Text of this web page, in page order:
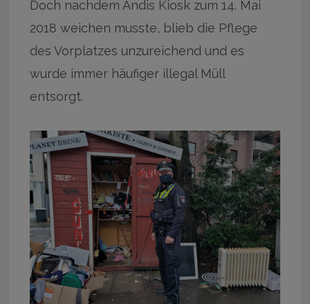
Doch nachdem Andis Kiosk zum 14. Mai
2018 weichen musste, blieb die Pflege
des Vorplatzes unzureichend und es
wurde immer häufiger illegal Müll
entsorgt.